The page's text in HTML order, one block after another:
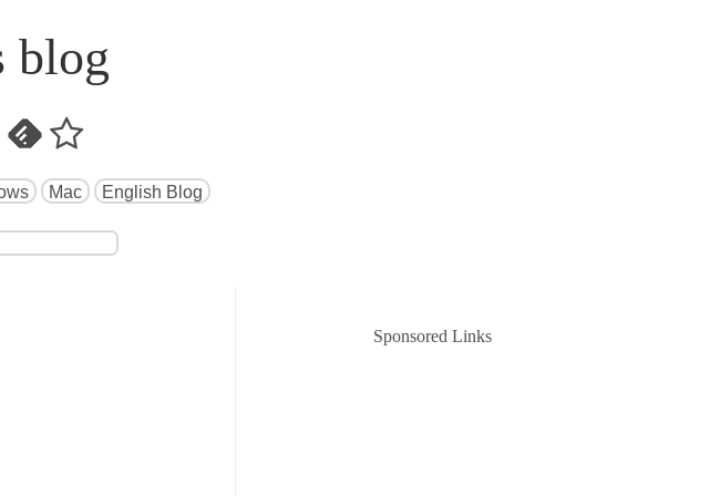
blog
Mac English Blog
Sponsored Links